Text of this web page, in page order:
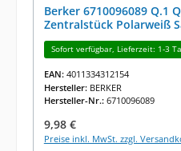
Berker 6710096089 Q.1
Zentralstück Polarweiß
Sofort verfügbar, Lieferzeit: 1-3
EAN: 4011334312154
Hersteller: BERKER
Hersteller-Nr.: 6710096089
Regulärer Preis:
9,98 €
Preise inkl. MwSt. zzgl.